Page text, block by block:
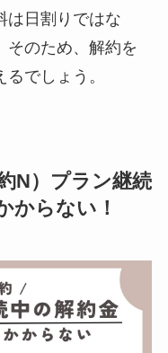
は日割りではな
そのため、解約を
でしょう。
N）プラン継続
からない！